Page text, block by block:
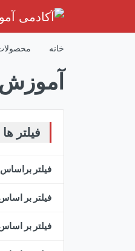
محتوا
خانه
آموزش
فیلتر ها
فیلتر
فیلتر بر
فیلتر بر